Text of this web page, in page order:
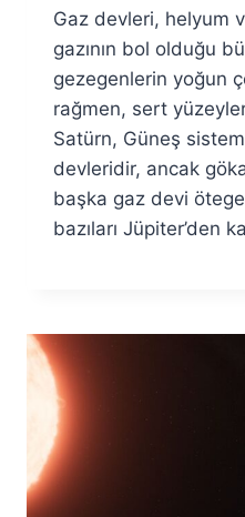
Fuat
Özyar
Gaz devleri, helyum
gazının bol olduğu
gezegenlerin yoğun
rağmen, sert
Satürn, Güneş
devleridir, ancak
başka gaz devi
bazıları Jüpiter’den